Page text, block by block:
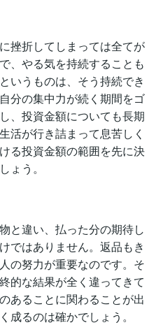
挫折してしまっては全てが
、やる気を持続することも
いうものは、そう持続でき
分の集中力が続く期間をゴ
、投資金額についても長期
活が行き詰まって息苦しく
る投資金額の範囲を先に決
ょう。
と違い、払った分の期待し
ではありません。返品もき
の努力が重要なのです。そ
的な結果が全く違ってきて
あることに関わることが出
成るのは確かでしょう。